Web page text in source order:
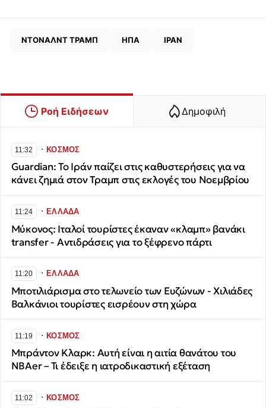
ΝΤΟΝΑΛΝΤ ΤΡΑΜΠ ΗΠΑ ΙΡΑΝ
Ροή Ειδήσεων Δημοφιλή
11:32 ∙ΚΟΣΜΟΣ
Guardian: Το Ιράν παίζει στις καθυστερήσεις για να
κάνει ζημιά στον Τραμπ στις εκλογές του Νοεμβρίου
11:24 ∙ΕΛΛΑΔΑ
Μύκονος: Ιταλοί τουρίστες έκαναν «κλαμπ» βανάκι
transfer - Αντιδράσεις για το ξέφρενο πάρτι
11:20 ∙ΕΛΛΑΔΑ
Μποτιλιάρισμα στο τελωνείο των Ευζώνων - Χιλιάδες
Βαλκάνιοι τουρίστες εισρέουν στη χώρα
11:19 ∙ΚΟΣΜΟΣ
Μπράντον Κλαρκ: Αυτή είναι η αιτία θανάτου του
NBAer – Τι έδειξε η ιατροδικαστική εξέταση
11:02 ∙ΚΟΣΜΟΣ